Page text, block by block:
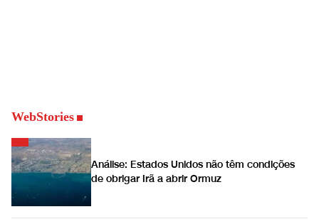
WebStories
Análise: Estados Unidos não têm condições
de obrigar Irã a abrir Ormuz